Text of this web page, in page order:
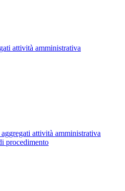
attività amministrativa
attività amministrativa
procedimento